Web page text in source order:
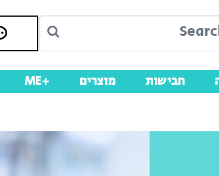
חבישות מוצרים +ME